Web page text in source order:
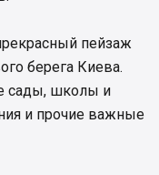
пейзаж
берега Киева.
сады, школы и
и прочие важные